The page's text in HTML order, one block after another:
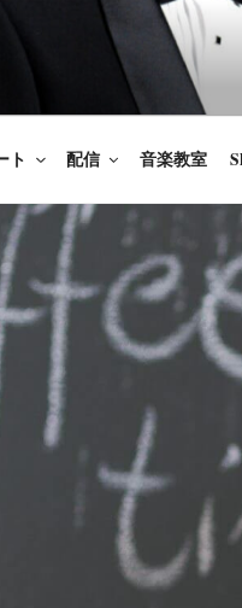
楽家/
を語ること
のないあな
ト 配信 音楽教室